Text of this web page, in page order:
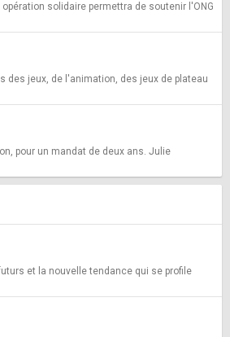
solidaire permettra de soutenir l'ONG
des jeux, de l'animation, des jeux de plateau
pour un mandat de deux ans. Julie
et la nouvelle tendance qui se profile